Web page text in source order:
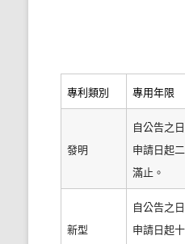
專利類別 專用年限
發明
自公告之
申請日起
滿止。
新型
自公告之
申請日起